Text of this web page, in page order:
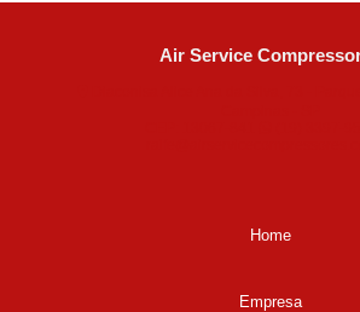
Air Service
Home
Empresa